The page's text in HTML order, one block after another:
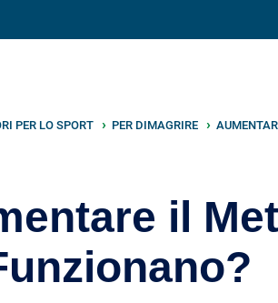
PER LO SPORT PER DIMAGRIRE
il